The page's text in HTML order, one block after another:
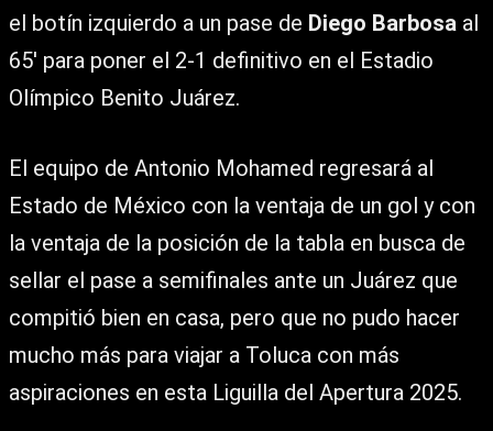
el botín izquierdo a un pase de Diego Barbosa al
65′ para poner el 2-1 definitivo en el Estadio
Olímpico Benito Juárez.
El equipo de Antonio Mohamed regresará al
Estado de México con la ventaja de un gol y con
la ventaja de la posición de la tabla en busca de
sellar el pase a semifinales ante un Juárez que
compitió bien en casa, pero que no pudo hacer
mucho más para viajar a Toluca con más
aspiraciones en esta Liguilla del Apertura 2025.